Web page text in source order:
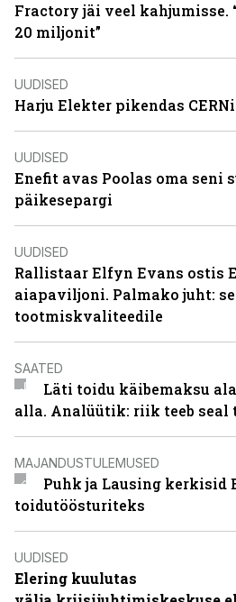
Fractory jäi veel kahjumisse.
20 miljonit”
UUDISED
Harju Elekter pikendas
UUDISED
Enefit avas Poolas oma seni
päikesepargi
UUDISED
Rallistaar Elfyn Evans ostis
aiapaviljoni. Palmako juht:
tootmiskvaliteedile
SAATED
Läti toidu käibemaksu
alla. Analüütik: riik teeb
MAJANDUSTULEMUSED
Puhk ja Lausing kerkisid
toidutöösturiteks
UUDISED
Elering kuulutas